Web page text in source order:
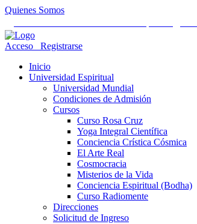
Quienes Somos
Acceso
Registrarse
Inicio
Universidad Espiritual
Universidad Mundial
Condiciones de Admisión
Cursos
Curso Rosa Cruz
Yoga Integral Científica
Conciencia Crística Cósmica
El Arte Real
Cosmocracia
Misterios de la Vida
Conciencia Espiritual (Bodha)
Curso Radiomente
Direcciones
Solicitud de Ingreso